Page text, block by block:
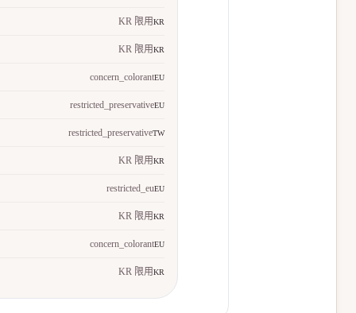
KR 限用KR
KR 限用KR
concern_colorantEU
restricted_preservativeEU
restricted_preservativeTW
KR 限用KR
restricted_euEU
KR 限用KR
concern_colorantEU
KR 限用KR